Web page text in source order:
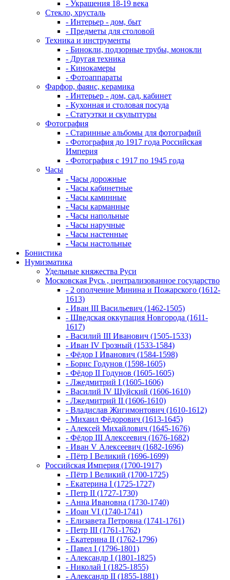
- Украшения 18-19 века
Стекло, хрусталь
- Интерьер - дом, быт
- Предметы для столовой
Техника и инструменты
- Бинокли, подзорные трубы, монокли
- Другая техника
- Кинокамеры
- Фотоаппараты
Фарфор, фаянс, керамика
- Интерьер - дом, сад, кабинет
- Кухонная и столовая посуда
- Статуэтки и скульптуры
Фотография
- Старинные альбомы для фотографий
- Фотография до 1917 года Российская
Империя
- Фотография с 1917 по 1945 года
Часы
- Часы дорожные
- Часы кабинетные
- Часы каминные
- Часы карманные
- Часы напольные
- Часы наручные
- Часы настенные
- Часы настольные
Бонистика
Нумизматика
Удельные княжества Руси
Московская Русь , централизованное государство
- 2 ополчение Минина и Пожарского (1612-
1613)
- Иван III Васильевич (1462-1505)
- Шведская оккупация Новгорода (1611-
1617)
- Василий III Иванович (1505-1533)
- Иван IV Грозный (1533-1584)
- Фёдор I Иванович (1584-1598)
- Борис Годунов (1598-1605)
- Фёдор II Годунов (1605-1605)
- Лжедмитрий I (1605-1606)
- Василий IV Шуйский (1606-1610)
- Лжедмитрий II (1606-1610)
- Владислав Жигимонтович (1610-1612)
- Михаил Фёдорович (1613-1645)
- Алексей Михайлович (1645-1676)
- Фёдор III Алексеевич (1676-1682)
- Иван V Алексеевич (1682-1696)
- Пётр I Великий (1696-1699)
Российская Империя (1700-1917)
- Пётр I Великий (1700-1725)
- Екатерина I (1725-1727)
- Петр II (1727-1730)
- Анна Ивановна (1730-1740)
- Иоан VI (1740-1741)
- Елизавета Петровна (1741-1761)
- Петр III (1761-1762)
- Екатерина II (1762-1796)
- Павел I (1796-1801)
- Александр I (1801-1825)
- Николай I (1825-1855)
- Александр II (1855-1881)